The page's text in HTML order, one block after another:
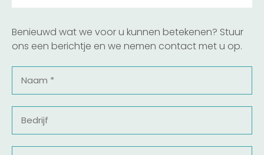
Benieuwd wat we voor u kunnen betekenen? Stuur
ons een berichtje en we nemen contact met u op.
Naam
Bedrijf
E-